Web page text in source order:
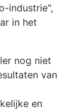
industrie",
in het
nog niet
van
en